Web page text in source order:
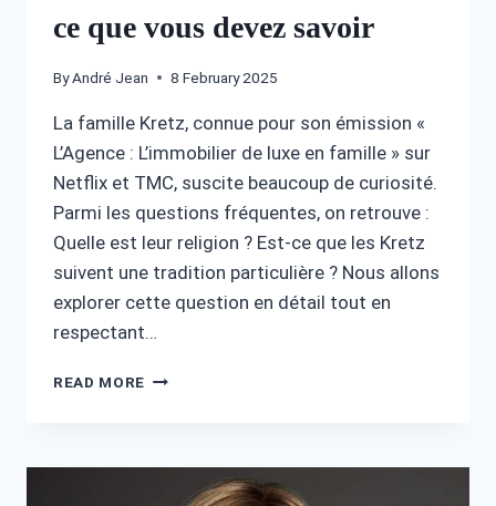
ce que vous devez savoir
ByAndré Jean 8 February 2025
La famille Kretz, connue pour son émission «
L’Agence : L’immobilier de luxe en famille » sur
Netflix et TMC, suscite beaucoup de curiosité.
Parmi les questions fréquentes, on retrouve :
Quelle est leur religion ? Est-ce que les Kretz
suivent une tradition particulière ? Nous allons
explorer cette question en détail tout en
respectant…
READ MORE FAMILLE
TOUT